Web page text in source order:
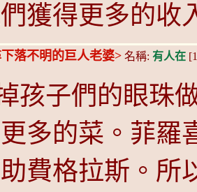
獲得更多的收
落不明的巨人老婆> 名稱: 有人在
掉孩子們的眼珠
多的菜。菲羅
費格拉斯。所